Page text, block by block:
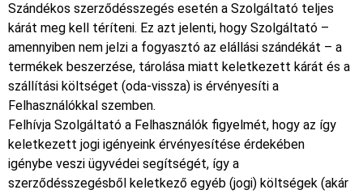
Szándékos szerződésszegés esetén a Szolgáltató teljes
kárát meg kell téríteni. Ez azt jelenti, hogy Szolgáltató –
amennyiben nem jelzi a fogyasztó az elállási szándékát – a
termékek beszerzése, tárolása miatt keletkezett kárát és a
szállítási költséget (oda-vissza) is érvényesíti a
Felhasználókkal szemben.
Felhívja Szolgáltató a Felhasználók figyelmét, hogy az így
keletkezett jogi igényeink érvényesítése érdekében
igénybe veszi ügyvédei segítségét, így a
szerződésszegésből keletkező egyéb (jogi) költségek (akár